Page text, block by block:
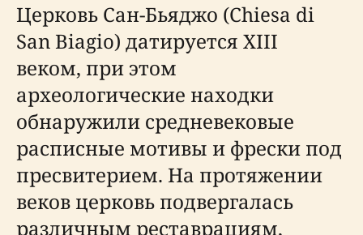
Церковь Сан-Бьяджо (Chiesa di
San Biagio) датируется XIII
веком, при этом
археологические находки
обнаружили средневековые
расписные мотивы и фрески под
пресвитерием. На протяжении
веков церковь подвергалась
различным реставрациям,